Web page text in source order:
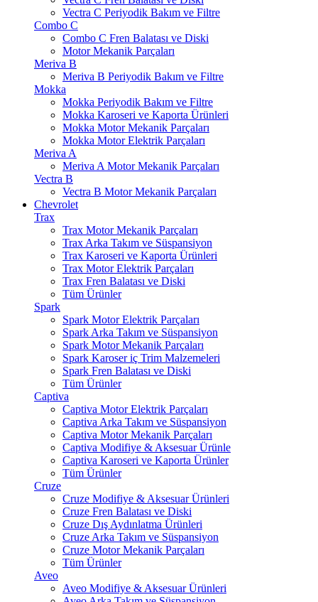
Vectra C Periyodik Bakım ve Filtre
Combo C
Combo C Fren Balatası ve Diski
Motor Mekanik Parçaları
Meriva B
Meriva B Periyodik Bakım ve Filtre
Mokka
Mokka Periyodik Bakım ve Filtre
Mokka Karoseri ve Kaporta Ürünleri
Mokka Motor Mekanik Parçaları
Mokka Motor Elektrik Parçaları
Meriva A
Meriva A Motor Mekanik Parçaları
Vectra B
Vectra B Motor Mekanik Parçaları
Chevrolet
Trax
Trax Motor Mekanik Parçaları
Trax Arka Takım ve Süspansiyon
Trax Karoseri ve Kaporta Ürünleri
Trax Motor Elektrik Parçaları
Trax Fren Balatası ve Diski
Tüm Ürünler
Spark
Spark Motor Elektrik Parçaları
Spark Arka Takım ve Süspansiyon
Spark Motor Mekanik Parçaları
Spark Karoser iç Trim Malzemeleri
Spark Fren Balatası ve Diski
Tüm Ürünler
Captiva
Captiva Motor Elektrik Parçaları
Captiva Arka Takım ve Süspansiyon
Captiva Motor Mekanik Parçaları
Captiva Modifiye & Aksesuar Ürünle
Captiva Karoseri ve Kaporta Ürünler
Tüm Ürünler
Cruze
Cruze Modifiye & Aksesuar Ürünleri
Cruze Fren Balatası ve Diski
Cruze Dış Aydınlatma Ürünleri
Cruze Arka Takım ve Süspansiyon
Cruze Motor Mekanik Parçaları
Tüm Ürünler
Aveo
Aveo Modifiye & Aksesuar Ürünleri